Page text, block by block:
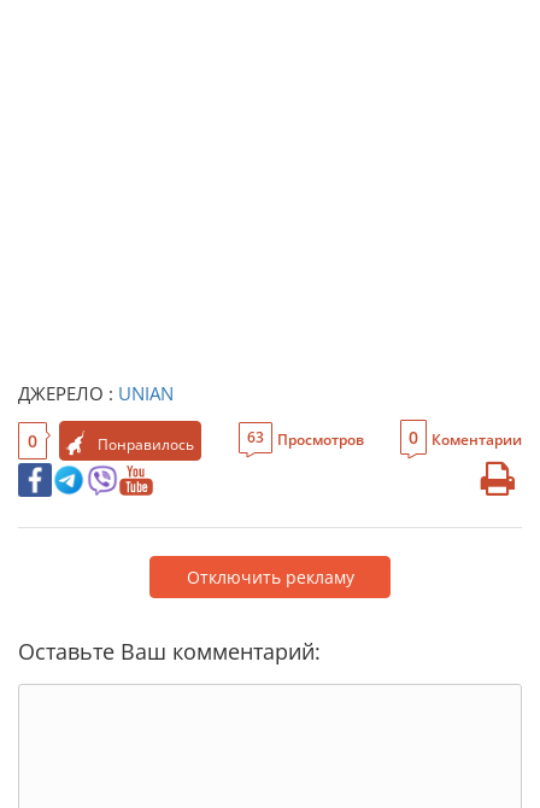
ДЖЕРЕЛО : UNIAN
0 Понравилось 63 Просмотров 0 Коментарии
Отключить рекламу
Оставьте Ваш комментарий: